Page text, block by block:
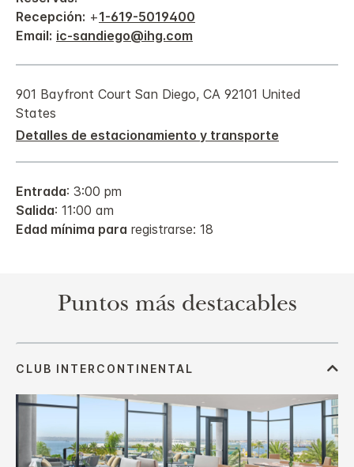
Recepción: +1-619-5019400
Email: ic-sandiego@ihg.com
901 Bayfront Court San Diego, CA 92101 United
States
Detalles de estacionamiento y transporte
Entrada: 3:00 pm
Salida: 11:00 am
Edad mínima para registrarse: 18
Puntos más destacables